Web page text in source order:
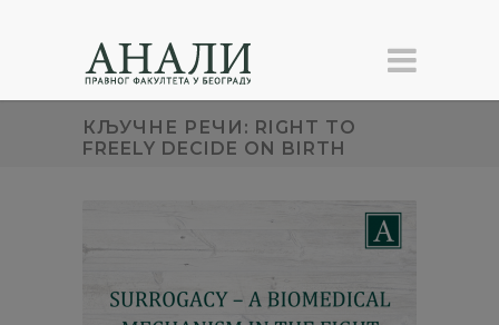
КЉУЧНЕ РЕЧИ: RIGHT TO
FREELY DECIDE ON BIRTH